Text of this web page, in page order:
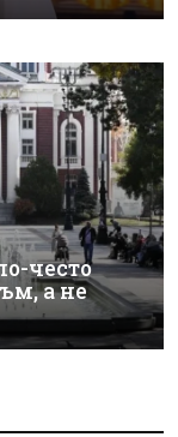
често
а не